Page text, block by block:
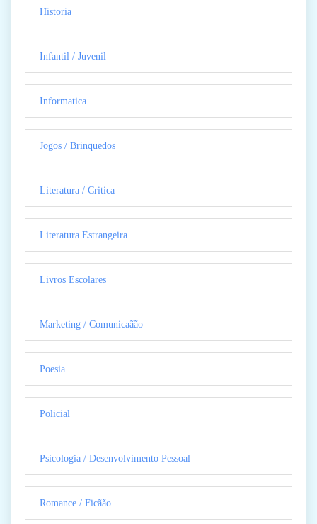
Historia
Infantil / Juvenil
Informatica
Jogos / Brinquedos
Literatura / Critica
Literatura Estrangeira
Livros Escolares
Marketing / Comunicaãão
Poesia
Policial
Psicologia / Desenvolvimento Pessoal
Romance / Ficãão